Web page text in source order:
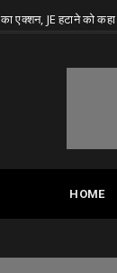
HOME
को कहा